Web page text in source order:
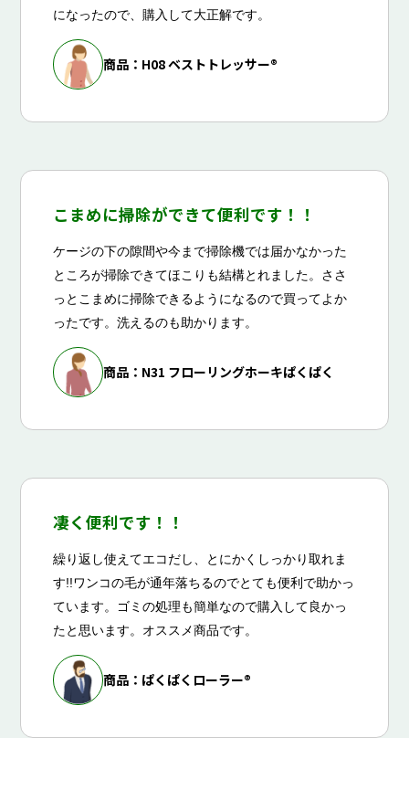
になったので、購入して大正解です。
商品：H08 ベストトレッサー®
こまめに掃除ができて便利です！！
ケージの下の隙間や今まで掃除機では届かなかった
ところが掃除できてほこりも結構とれました。ささ
っとこまめに掃除できるようになるので買ってよか
ったです。洗えるのも助かります。
商品：N31 フローリングホーキぱくぱく
凄く便利です！！
繰り返し使えてエコだし、とにかくしっかり取れま
す!!ワンコの毛が通年落ちるのでとても便利で助かっ
ています。ゴミの処理も簡単なので購入して良かっ
たと思います。オススメ商品です。
商品：ぱくぱくローラー®